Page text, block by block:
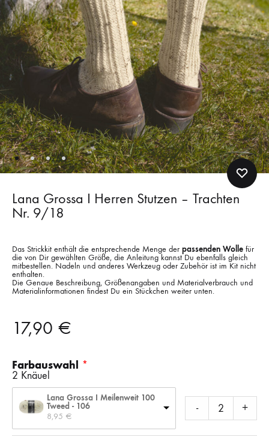
Lana Grossa I Herren Stutzen – Trachten
Nr. 9/18
Das Strickkit enthält die entsprechende Menge der passenden Wolle für
die von Dir gewählten Größe, die Anleitung kannst Du ebenfalls gleich
mitbestellen. Nadeln und anderes Werkzeug oder Zubehör ist im Kit nicht
enthalten.
Die Genaue Beschreibung, Größenangaben und Materialverbrauch und
Materialinformationen findest Du ein Stückchen weiter unten.
17,90 €
Farbauswahl
2 Knäuel
Lana Grossa I Meilenweit 100
Tweed - 106
8,95 €
- +